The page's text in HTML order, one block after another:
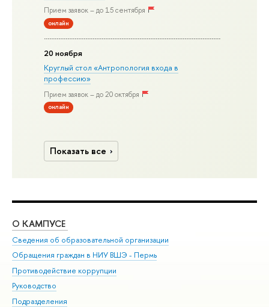
Прием заявок – до 15 сентября
онлайн
20 ноября
Круглый стол «Антропология входа в
профессию»
Прием заявок – до 20 октября
онлайн
Показать все
О КАМПУСЕ
Сведения об образовательной организации
Обращения граждан в НИУ ВШЭ - Пермь
Противодействие коррупции
Руководство
Подразделения